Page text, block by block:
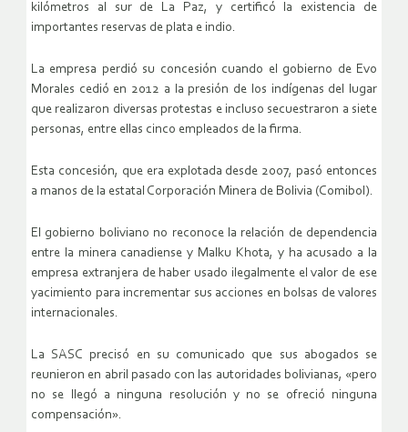
kilómetros al sur de La Paz, y certificó la existencia de
importantes reservas de plata e indio.
La empresa perdió su concesión cuando el gobierno de Evo
Morales cedió en 2012 a la presión de los indígenas del lugar
que realizaron diversas protestas e incluso secuestraron a siete
personas, entre ellas cinco empleados de la firma.
Esta concesión, que era explotada desde 2007, pasó entonces
a manos de la estatal Corporación Minera de Bolivia (Comibol).
El gobierno boliviano no reconoce la relación de dependencia
entre la minera canadiense y Malku Khota, y ha acusado a la
empresa extranjera de haber usado ilegalmente el valor de ese
yacimiento para incrementar sus acciones en bolsas de valores
internacionales.
La SASC precisó en su comunicado que sus abogados se
reunieron en abril pasado con las autoridades bolivianas, «pero
no se llegó a ninguna resolución y no se ofreció ninguna
compensación».